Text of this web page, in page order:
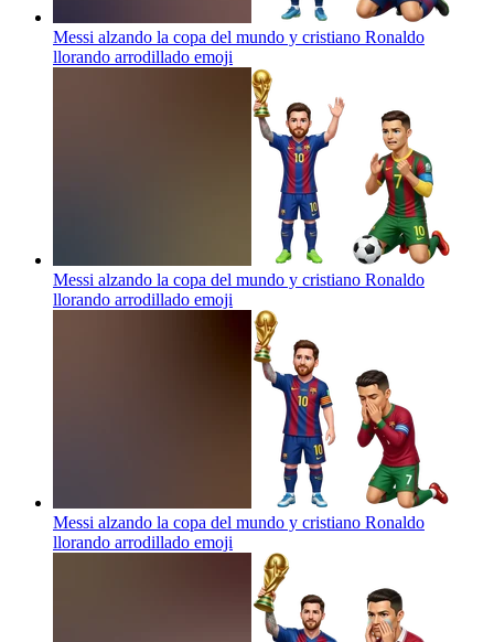
Messi alzando la copa del mundo y cristiano Ronaldo
llorando arrodillado emoji
Messi alzando la copa del mundo y cristiano Ronaldo
llorando arrodillado emoji
Messi alzando la copa del mundo y cristiano Ronaldo
llorando arrodillado emoji